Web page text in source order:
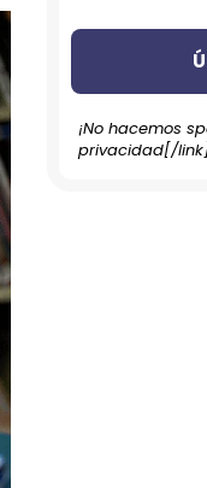
¡No hacemos
privacidad[/